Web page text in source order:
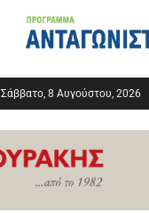
Σάββατο, 8 Αυγούστου, 2026